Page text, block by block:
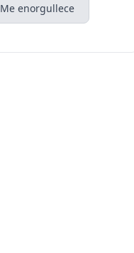
Me enorgullece